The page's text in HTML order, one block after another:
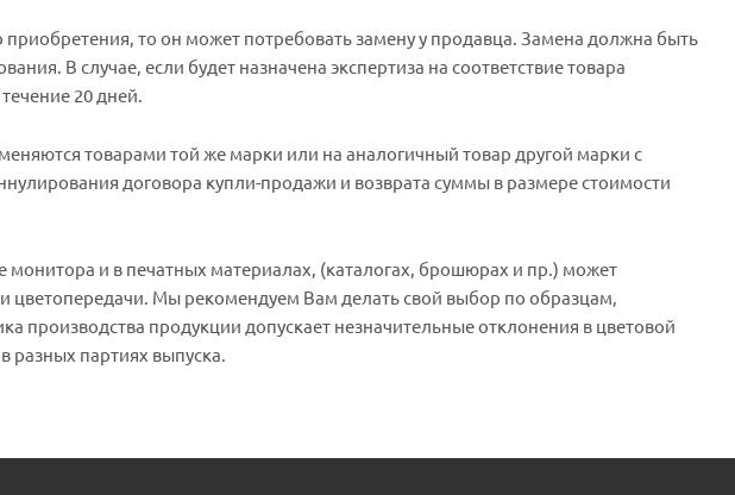
приобретения, то он может потребовать замену у продавца. Замена должна быть
В случае, если будет назначена экспертиза на соответствие товара
20 дней.
товарами той же марки или на аналогичный товар другой марки с
договора купли-продажи и возврата суммы в размере стоимости
и в печатных материалах, (каталогах, брошюрах и пр.) может
цветопередачи. Мы рекомендуем Вам делать свой выбор по образцам,
производства продукции допускает незначительные отклонения в цветовой
разных партиях выпуска.